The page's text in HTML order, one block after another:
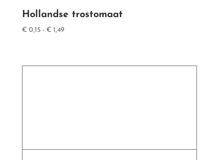
Hollandse trostomaat
€0,15 - €1,49Prijsklasse: